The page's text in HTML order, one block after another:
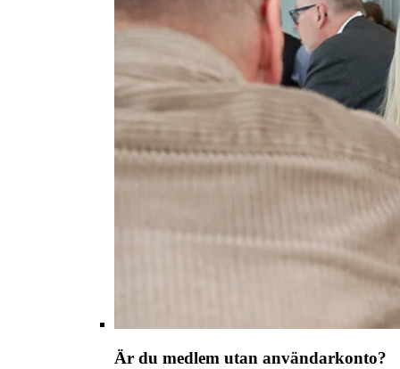
Är du medlem utan användarkonto?